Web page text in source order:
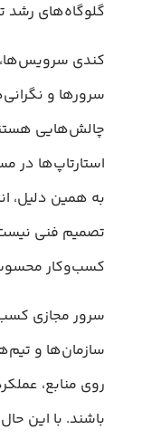
گلوگاه‌های رشد
کندی
سرورها و
چالش‌هایی
استارتاپ‌ها در
به همین دلیل،
تصمیم فنی
کسب‌وکار
سرور مجازی
سازمان‌ها و
روی منابع،
باشند. با این